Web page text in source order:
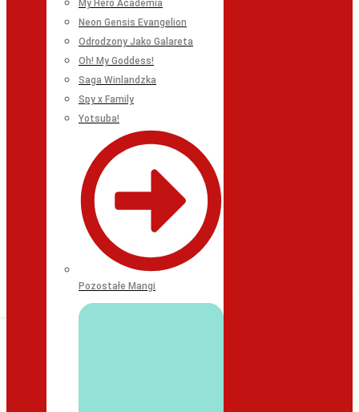
My Hero Academia
Neon Gensis Evangelion
Odrodzony Jako Galareta
Oh! My Goddess!
Saga Winlandzka
Spy x Family
Yotsuba!
Pozostałe Mangi